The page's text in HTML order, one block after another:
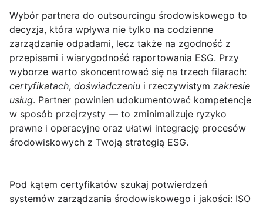
Wybór partnera do outsourcingu środowiskowego to
decyzja, która wpływa nie tylko na codzienne
zarządzanie odpadami, lecz także na zgodność z
przepisami i wiarygodność raportowania ESG. Przy
wyborze warto skoncentrować się na trzech filarach:
certyfikatach, doświadczeniu i rzeczywistym zakresie
usług. Partner powinien udokumentować kompetencje
w sposób przejrzysty — to zminimalizuje ryzyko
prawne i operacyjne oraz ułatwi integrację procesów
środowiskowych z Twoją strategią ESG.
Pod kątem certyfikatów szukaj potwierdzeń
systemów zarządzania środowiskowego i jakości: ISO